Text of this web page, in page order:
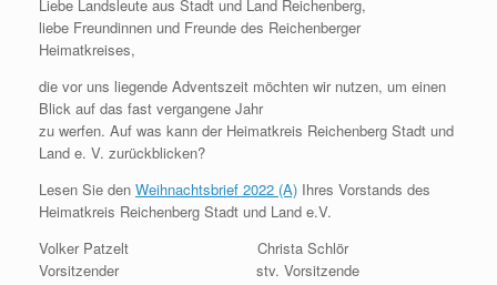
Liebe Landsleute aus Stadt und Land Reichenberg,
liebe Freundinnen und Freunde des Reichenberger
Heimatkreises,
die vor uns liegende Adventszeit möchten wir nutzen, um einen
Blick auf das fast vergangene Jahr
zu werfen. Auf was kann der Heimatkreis Reichenberg Stadt und
Land e. V. zurückblicken?
Lesen Sie den Weihnachtsbrief 2022 (A) Ihres Vorstands des
Heimatkreis Reichenberg Stadt und Land e.V.
Volker Patzelt
Christa Schlör
Vorsitzender
stv. Vorsitzende